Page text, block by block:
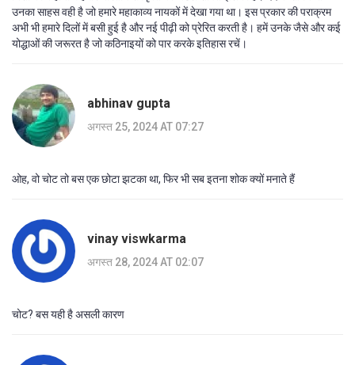
उनका साहस वही है जो हमारे महाकाव्य नायकों में देखा गया था। इस प्रकार की पराक्रम
अभी भी हमारे दिलों में बसी हुई है और नई पीढ़ी को प्रेरित करती है। हमें उनके जैसे और कई
योद्धाओं की जरूरत है जो कठिनाइयों को पार करके इतिहास रचें।
abhinav gupta
अगस्त 25, 2024 AT 07:27
ओह, वो चोट तो बस एक छोटा झटका था, फिर भी सब इतना शोक क्यों मनाते हैं
vinay viswkarma
अगस्त 28, 2024 AT 02:07
चोट? बस यही है असली कारण